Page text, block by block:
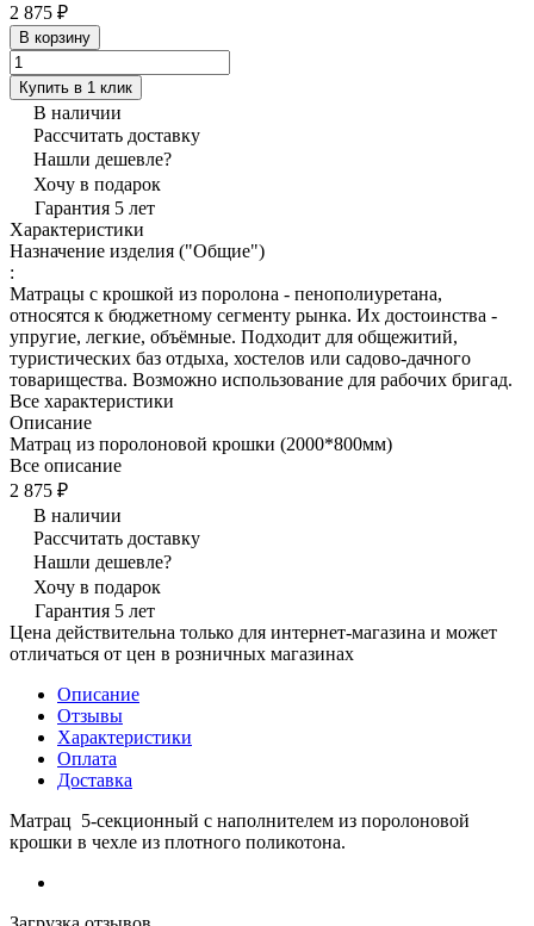
2 875 ₽
В корзину
Купить в 1 клик
В наличии
Рассчитать доставку
Нашли дешевле?
Хочу в подарок
Гарантия 5 лет
Характеристики
Назначение изделия ("Общие")
:
Матрацы с крошкой из поролона - пенополиуретана,
относятся к бюджетному сегменту рынка. Их достоинства -
упругие, легкие, объёмные. Подходит для общежитий,
туристических баз отдыха, хостелов или садово-дачного
товарищества. Возможно использование для рабочих бригад.
Все характеристики
Описание
Матрац из поролоновой крошки (2000*800мм)
Все описание
2 875 ₽
В наличии
Рассчитать доставку
Нашли дешевле?
Хочу в подарок
Гарантия 5 лет
Цена действительна только для интернет-магазина и может
отличаться от цен в розничных магазинах
Описание
Отзывы
Характеристики
Оплата
Доставка
Матрац 5-секционный с наполнителем из поролоновой
крошки в чехле из плотного поликотона.